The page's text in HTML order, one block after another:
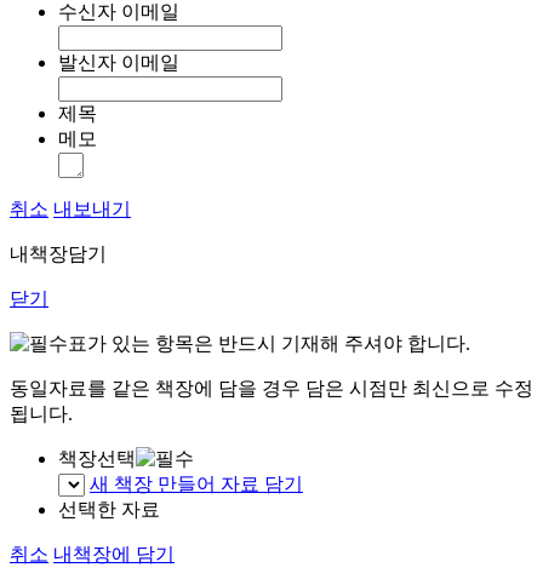
수신자 이메일
발신자 이메일
제목
메모
취소 내보내기
내책장담기
닫기
표가 있는 항목은 반드시 기재해 주셔야 합니다.
동일자료를 같은 책장에 담을 경우 담은 시점만 최신으로 수정
됩니다.
책장선택
새 책장 만들어 자료 담기
선택한 자료
취소 내책장에 담기